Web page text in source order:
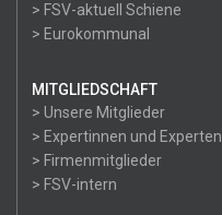
> FSV-aktuell Schiene
> Eurokommunal
MITGLIEDSCHAFT
> Unsere Mitglieder
> Expertinnen und Experten
> Firmenmitglieder
> FSV-intern